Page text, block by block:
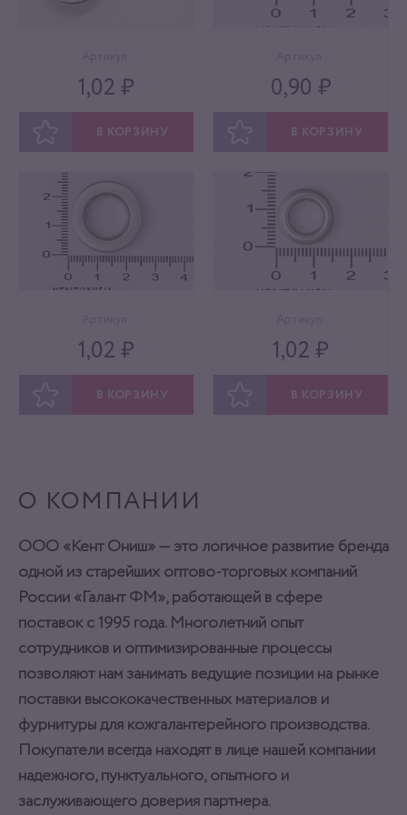
1,02 ₽
В КОРЗИНУ
0,90 ₽
В КОРЗИНУ
1,02 ₽
В КОРЗИНУ
1,02 ₽
В КОРЗИНУ
О КОМПАНИИ
ООО «Кент Ониш» — это логичное развитие бренда
одной из старейших оптово-торговых компаний
России «Галант ФМ», работающей в сфере
поставок с 1995 года. Многолетний опыт
сотрудников и оптимизированные процессы
позволяют нам занимать ведущие позиции на рынке
поставки высококачественных материалов и
фурнитуры для кожгалантерейного производства.
Покупатели всегда находят в лице нашей компании
надежного, пунктуального, опытного и
заслуживающего доверия партнера.